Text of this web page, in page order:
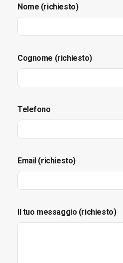
Nome (richiesto)
Cognome (richiesto)
Telefono
Email (richiesto)
Il tuo messaggio (richiesto)